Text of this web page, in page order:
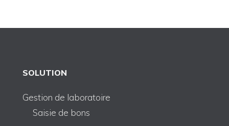
SOLUTION
Gestion de laboratoire
Saisie de bons